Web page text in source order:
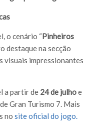
o cenário “Pinheiros
destaque na secção
visuais impressionantes
a partir de 24 de julhoe
Gran Turismo 7. Mais
no site oficial do jogo.